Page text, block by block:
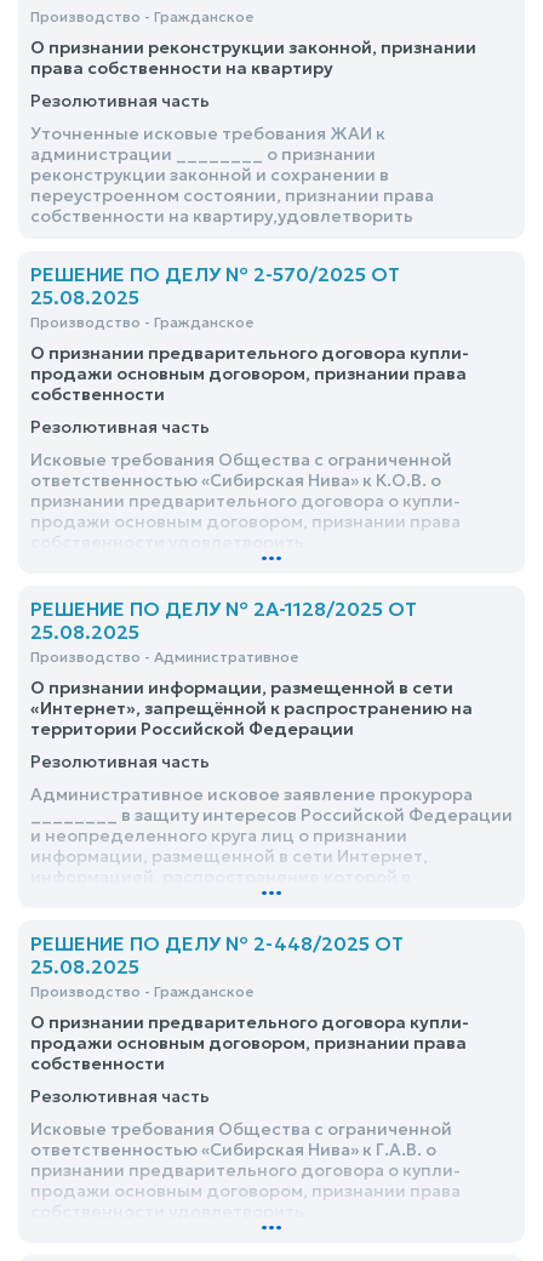
Производство - Гражданское
О признании реконструкции законной, признании
права собственности на квартиру
Резолютивная часть
Уточненные исковые требования ЖАИ к
администрации ________ о признании
реконструкции законной и сохранении в
переустроенном состоянии, признании права
собственности на квартиру,удовлетворить
РЕШЕНИЕ ПО ДЕЛУ № 2-570/2025 ОТ
25.08.2025
Производство - Гражданское
О признании предварительного договора купли-
продажи основным договором, признании права
собственности
Резолютивная часть
Исковые требования Общества с ограниченной
ответственностью «Сибирская Нива» к К.О.В. о
признании предварительного договора о купли-
продажи основным договором, признании права
...
РЕШЕНИЕ ПО ДЕЛУ № 2А-1128/2025 ОТ
25.08.2025
Производство - Административное
О признании информации, размещенной в сети
«Интернет», запрещённой к распространению на
территории Российской Федерации
Резолютивная часть
Административное исковое заявление прокурора
________ в защиту интересов Российской Федерации
и неопределенного круга лиц о признании
информации, размещенной в сети Интернет,
Российской Федерации запрещено, удовлетворить
...
РЕШЕНИЕ ПО ДЕЛУ № 2-448/2025 ОТ
25.08.2025
Производство - Гражданское
О признании предварительного договора купли-
продажи основным договором, признании права
собственности
Резолютивная часть
Исковые требования Общества с ограниченной
ответственностью «Сибирская Нива» к Г.А.В. о
признании предварительного договора о купли-
продажи основным договором, признании права
...